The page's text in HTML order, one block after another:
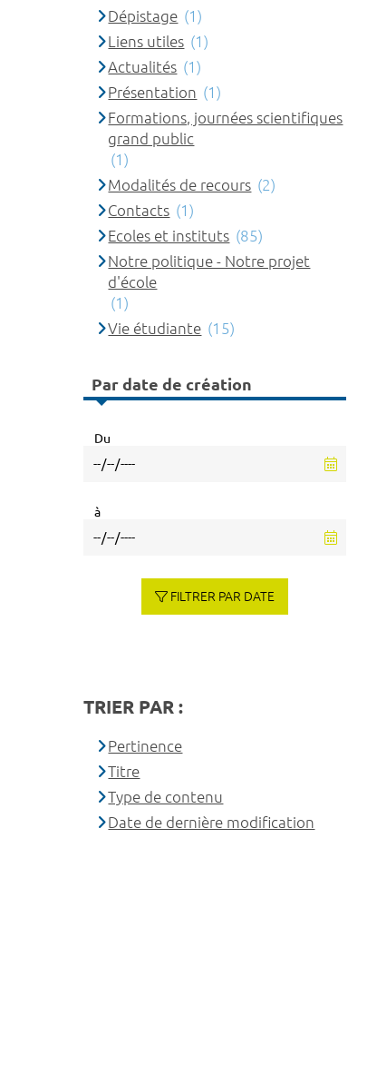
Dépistage (1)
Liens utiles (1)
Actualités (1)
Présentation (1)
Formations, journées scientifiques
grand public
(1)
Modalités de recours (2)
Contacts (1)
Ecoles et instituts (85)
Notre politique - Notre projet
d'école
(1)
Vie étudiante (15)
Par date de création
Du
à
FILTRER PAR DATE
TRIER PAR :
Pertinence
Titre
Type de contenu
Date de dernière modification